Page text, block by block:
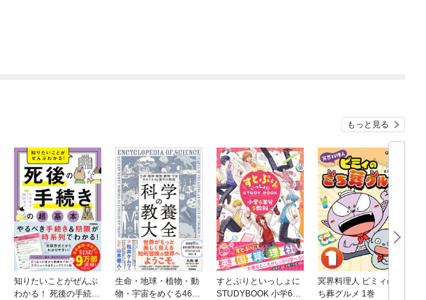
もっと見る
知りたいことがぜんぶ
わかる！ 死後の手続き
生命・地球・植物・動
物・宇宙をめぐる46億
すとぷりといっしょに
STUDYBOOK 小学6年
冥界料理人 ビミィのご
ち葬グルメ 1巻